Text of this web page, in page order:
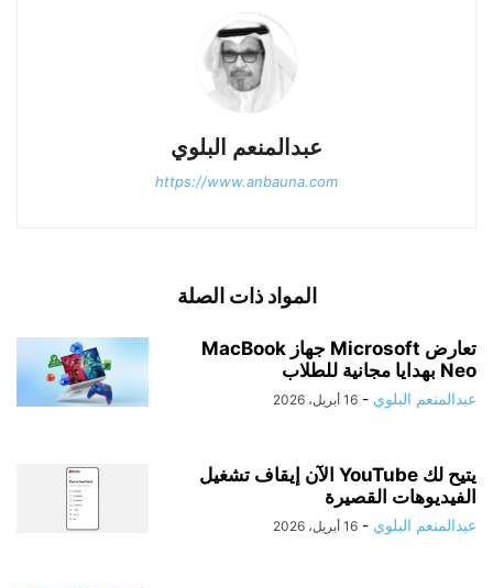
عبدالمنعم البلوي
https://www.anbauna.com
المواد ذات الصلة
تعارض Microsoft جهاز MacBook
Neo بهدايا مجانية للطلاب
عبدالمنعم البلوي - 16 أبريل، 2026
يتيح لك YouTube الآن إيقاف تشغيل
الفيديوهات القصيرة
عبدالمنعم البلوي - 16 أبريل، 2026